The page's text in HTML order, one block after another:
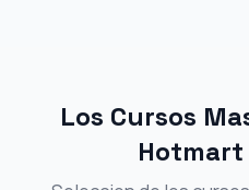
Los Cursos